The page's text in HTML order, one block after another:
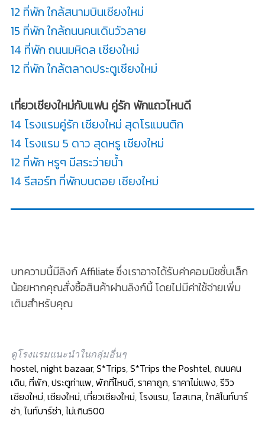
12 ที่พัก ใกล้สนามบินเชียงใหม่
15 ที่พัก ใกล้ถนนคนเดินวัวลาย
14 ที่พัก ถนนมหิดล เชียงใหม่
12 ที่พัก ใกล้ตลาดประตูเชียงใหม่
เที่ยวเชียงใหม่กับแฟน คู่รัก พักแถวไหนดี
14 โรงแรมคู่รัก เชียงใหม่ สุดโรแมนติก
14 โรงแรม 5 ดาว สุดหรู เชียงใหม่
12 ที่พัก หรูๆ มีสระว่ายน้ำ
14 รีสอร์ท ที่พักบนดอย เชียงใหม่
บทความนี้มีลิงก์ Affiliate ซึ่งเราอาจได้รับค่าคอมมิชชั่นเล็ก
น้อยหากคุณสั่งซื้อสินค้าผ่านลิงก์นี้ โดยไม่มีค่าใช้จ่ายเพิ่ม
เติมสำหรับคุณ
ดูโรงแรมแนะนำในกลุ่มอื่นๆ
hostel,night bazaar,S*Trips,S*Trips the Poshtel, ถนนคน
เดิน,ที่พัก,ประตูท่าแพ,พักที่ไหนดี,ราคาถูก,ราคาไม่แพง,รีวิว
เชียงใหม่,เชียงใหม่,เที่ยวเชียงใหม่, โรงแรม, โฮสเทล,ใกล้ไนท์บาร์
ซ่า,ไนท์บาร์ซ่า,ไม่เกิน500